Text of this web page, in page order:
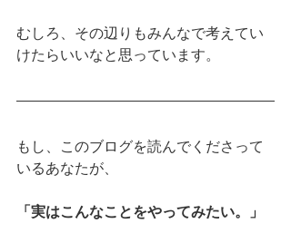
むしろ、その辺りもみんなで考えてい
けたらいいなと思っています。
もし、このブログを読んでくださって
いるあなたが、
「実はこんなことをやってみたい。」